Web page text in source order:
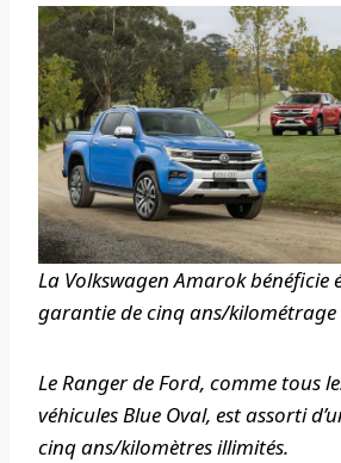
La Volkswagen Amarok bénéficie
garantie de cinq ans/kilométrage
Le Ranger de Ford, comme tous
véhicules Blue Oval, est assorti
cinq ans/kilomètres illimités.